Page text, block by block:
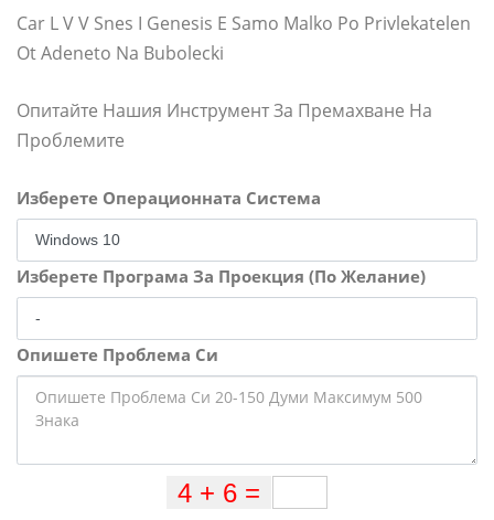
Car L V V Snes I Genesis E Samo Malko Po Privlekatelen
Ot Adeneto Na Bubolecki
Опитайте Нашия Инструмент За Премахване На
Проблемите
Изберете Операционната Система
Изберете Програма За Проекция (По Желание)
Опишете Проблема Си